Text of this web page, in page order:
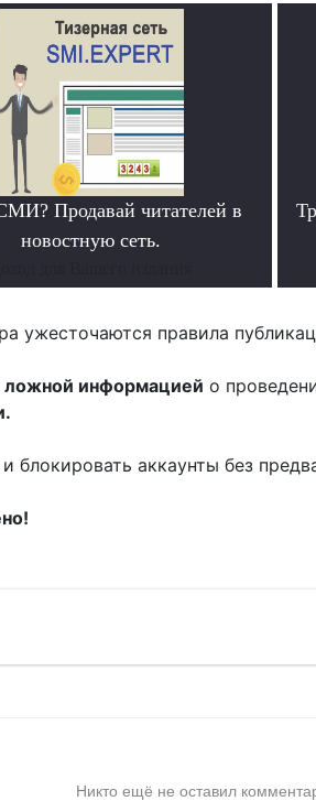
Продавай читателей в
новостную сеть.
ужесточаются правила
ложной информацией о
аккаунты без
Никто ещё не оставил